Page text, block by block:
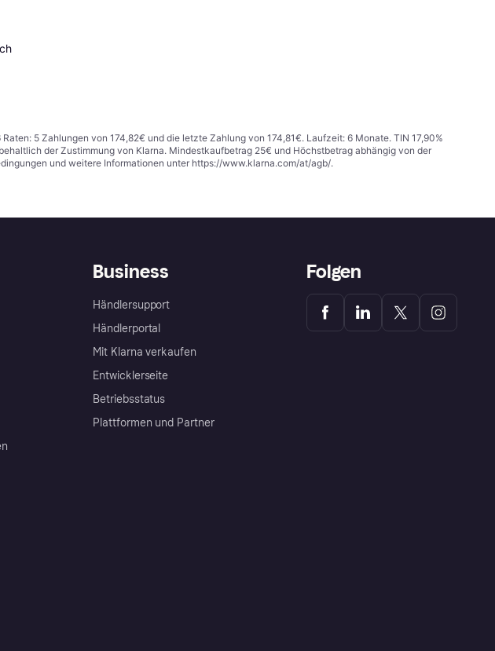
5 Zahlungen von 174,82€ und die letzte Zahlung von 174,81€. Laufzeit: 6 Monate. TIN 17,90%
der Zustimmung von Klarna. Mindestkaufbetrag 25€ und Höchstbetrag abhängig von der
und weitere Informationen unter https://www.klarna.com/at/agb/.
Business
Händlersupport
Händlerportal
Mit Klarna verkaufen
Entwicklerseite
Betriebsstatus
Plattformen und Partner
Folgen